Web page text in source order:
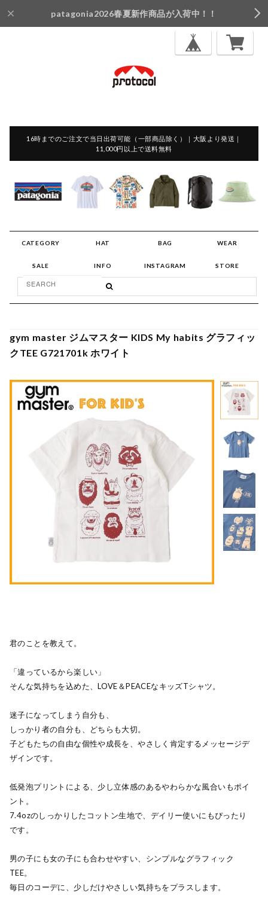
patagonia2026春夏新作商品が入荷中！！
16時までのご注文で当日出荷可能（一部商品除く）｜大阪より発送｜
11,000円以上で送料無料
CATEGORY HAT BAG WEAR
SALE INFO INSTAGRAM STORE
gym master ジムマスター KIDS My habits グラフィッ
クTEE G721701k ホワイト
君のことを教えて。
「違っているから楽しい」
そんな気持ちを込めた、LOVE＆PEACEなキッズTシャツ。
迷子になってしまう自分も、
しっかり者の自分も、どちらも大切。
子どもたちの自由な個性や成長を、やさしく肯定するメッセージデ
ザインです。
低発泡プリントによる、少し立体感のあるやわらかな風合いもポイ
ント。
7.4ozのしっかりしたコットン生地で、デイリー使いにもぴったり
です。
男の子にも女の子にも合わせやすい、シンプルなグラフィック
TEE。
毎日のコーデに、少しだけやさしい気持ちをプラスします。